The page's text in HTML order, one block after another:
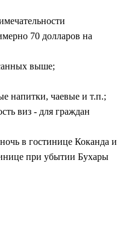
70 долларов на
выше;
напитки, чаевые и т.п.;
виз - для граждан
в гостинице Коканда и
при убытии Бухары